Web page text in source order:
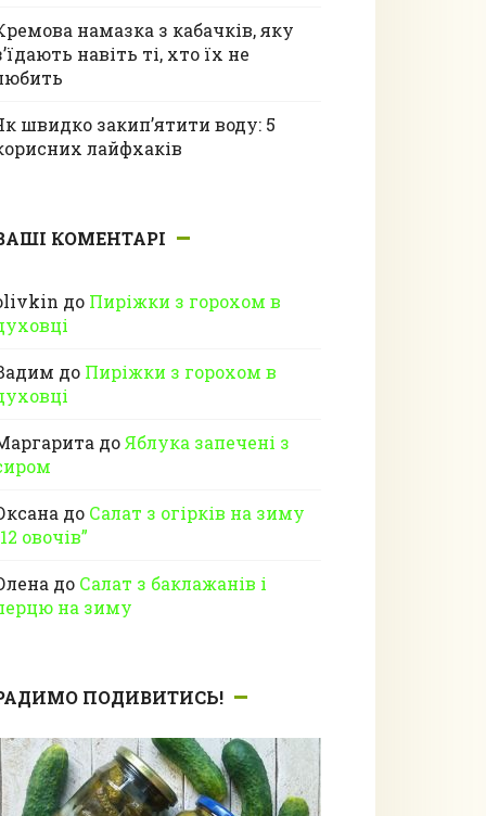
намазка з кабачків, яку
навіть ті, хто їх не
швидко закип’ятити воду: 5
лайфхаків
КОМЕНТАРІ
до Пиріжки з горохом в
до Пиріжки з горохом в
доЯблука запечені з
до Салат з огірків на зиму
овочів”
до Салат з баклажанів і
на зиму
ПОДИВИТИСЬ!